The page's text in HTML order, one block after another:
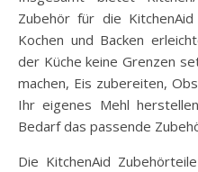
Zubehör für die
Kochen und Backen
der Küche keine Grenzen
machen, Eis zubereiten,
Ihr eigenes Mehl
Bedarf das passende
Die KitchenAid